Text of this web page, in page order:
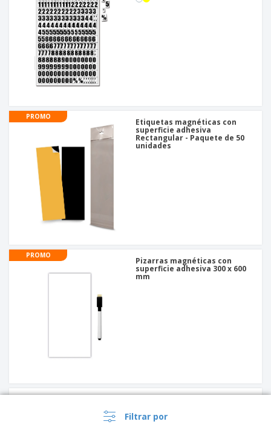
Filtrar por
PROMO
Etiquetas magnéticas con
superficie adhesiva
Rectangular - Paquete de 50
unidades
PROMO
Pizarras magnéticas con
superficie adhesiva 300 x 600
mm
mm